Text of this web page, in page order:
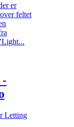
er
feltet
-
Letting